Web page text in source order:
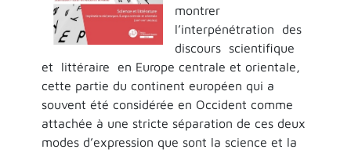
montrer
l’interpénétration des
discours scientifique
et littéraire en Europe centrale et orientale,
cette partie du continent européen qui a
souvent été considérée en Occident comme
attachée à une stricte séparation de ces deux
modes d’expression que sont la science et la